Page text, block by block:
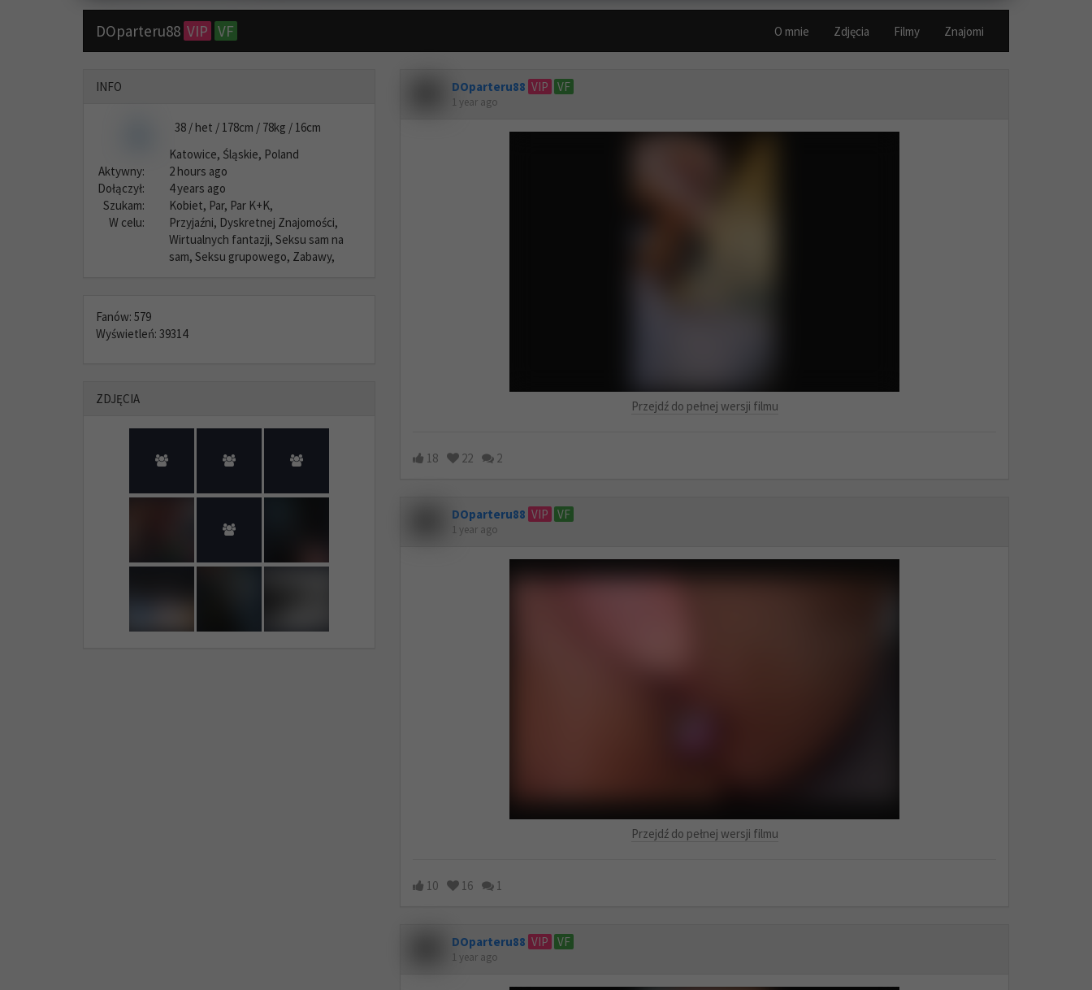
DOparteru88 VIP VF O mnie Zdjęcia Filmy Znajomi
INFO
38 / het / 178cm / 78kg / 16cm
Katowice, Śląskie, Poland
Aktywny:
2 hours ago
Dołączył:
4 years ago
Szukam:
Kobiet, Par, Par K+K,
W celu:
Przyjaźni, Dyskretnej Znajomości,
Wirtualnych fantazji, Seksu sam na
sam, Seksu grupowego, Zabawy,
Fanów: 579
Wyświetleń: 39314
ZDJĘCIA
DOparteru88 VIP VF
1 year ago
Przejdź do pełnej wersji filmu
18 22 2
DOparteru88 VIP VF
1 year ago
Przejdź do pełnej wersji filmu
10 16 1
DOparteru88 VIP VF
1 year ago